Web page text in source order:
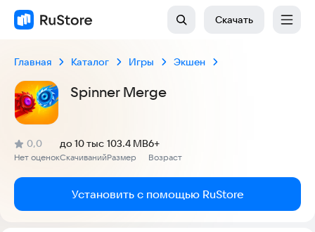
Скачать
Главная Каталог Игры Экшен
Spinner Merge
Рейтинг:
0,0
(
Нет оценок
)
Скачиваний
до 10 тыс
Размер
103.4 MB
Возраст
6+
Установить с помощью RuStore